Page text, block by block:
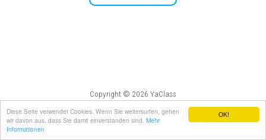
OK!
Diese Seite verwendet Cookies. Wenn Sie weitersurfen, gehen
wir davon aus, dass Sie damit einverstanden sind. Mehr
Informationen
Copyright © 2026 YaClass
Impressum
AGB